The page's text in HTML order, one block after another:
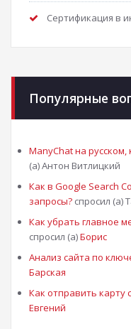
Сертификация в
Популярные
ManyChat на
(а) Антон Витлицкий
Как в Google Search
запросы? спросил (а)
Как убрать главное
спросил (а)Борис
Анализ сайта по
Барская
Как отправить карту
Евгений